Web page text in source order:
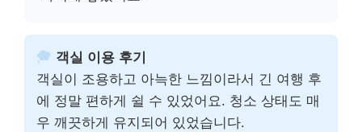
객실 이용 후기
객실이 조용하고 아늑한 느낌이라서 긴 여행 후
에 정말 편하게 쉴 수 있었어요. 청소 상태도 매
우 깨끗하게 유지되어 있었습니다.